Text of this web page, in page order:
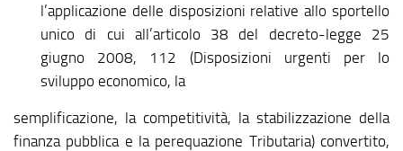
l’applicazione delle disposizioni relative allo sportello
unico di cui all’articolo 38 del decreto-legge 25
giugno 2008, 112 (Disposizioni urgenti per lo
sviluppo economico, la
semplificazione, la competitività, la stabilizzazione della
finanza pubblica e la perequazione Tributaria) convertito,